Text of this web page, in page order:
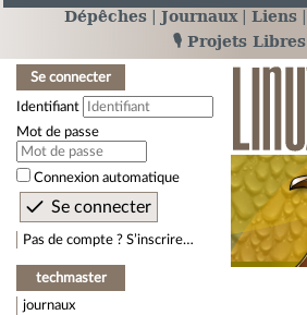
Dépêches Journaux Liens
🎙️ Projets Libres
Se connecter
Identifiant
Mot de passe
Connexion automatique
Pas de compte ? S’inscrire…
techmaster
journaux